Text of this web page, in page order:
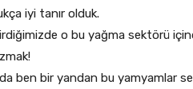
iyi tanır olduk.
o bu yağma sektörü
ben bir yandan bu yamyamlar